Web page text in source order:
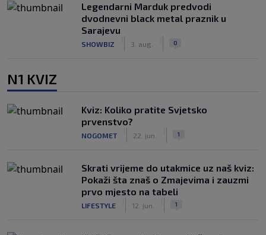
Legendarni Marduk predvodi
dvodnevni black metal praznik u
Sarajevu
SHOWBIZ 3. aug. 0
N1 KVIZ
Kviz: Koliko pratite Svjetsko
prvenstvo?
NOGOMET 22. jun. 1
Skrati vrijeme do utakmice uz naš kviz:
Pokaži šta znaš o Zmajevima i zauzmi
prvo mjesto na tabeli
LIFESTYLE 12. jun. 1